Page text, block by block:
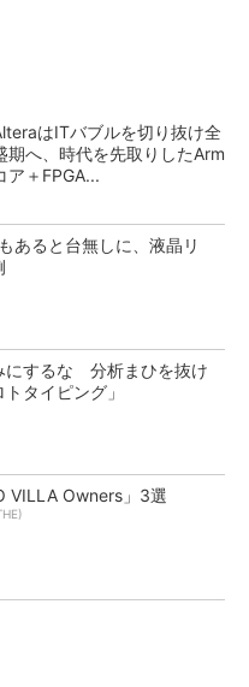
はITバブルを切り抜け全
期へ、時代を先取りしたArm
ア＋FPGA...
あると台無しに、液晶リ
にするな 分析まひを抜け
タイピング」
VILLA Owners」3選